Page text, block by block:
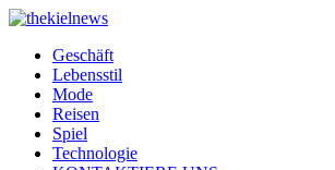
Geschäft
Lebensstil
Mode
Reisen
Spiel
Technologie